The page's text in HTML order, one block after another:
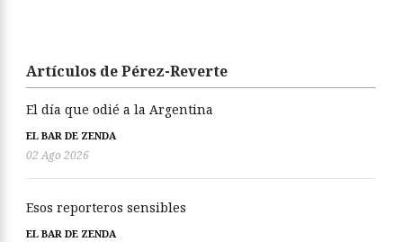
Artículos de Pérez-Reverte
El día que odié a la Argentina
EL BAR DE ZENDA
02 Ago 2026
Esos reporteros sensibles
EL BAR DE ZENDA